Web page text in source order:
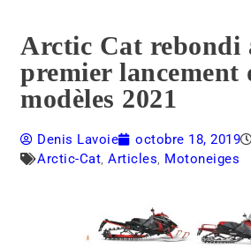
Arctic Cat rebondi
premier lancement
modèles 2021
Denis Lavoie octobre 18, 2019
Arctic-Cat,Articles, Motoneiges